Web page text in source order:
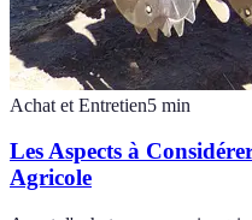
Achat et Entretien5 min
Les Aspects à
Agricole